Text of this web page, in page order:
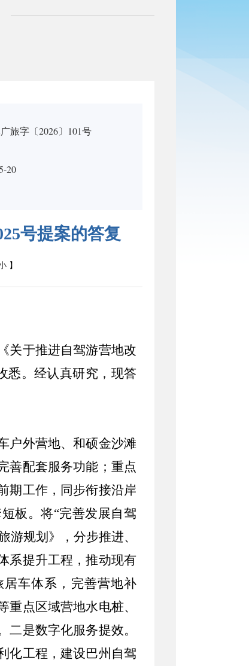
旅字〔2026〕101号
20
号提案的答复
】
关于推进自驾游营地改
悉。经认真研究，现答
户外营地、和硕金沙滩
善配套服务功能；重点
期工作，同步衔接沿岸
板。将“完善发展自驾
游规划》，分步推进、
系提升工程，推动现有
居车体系，完善营地补
点区域营地水电桩、
二是数字化服务提效。
化工程，建设巴州自驾